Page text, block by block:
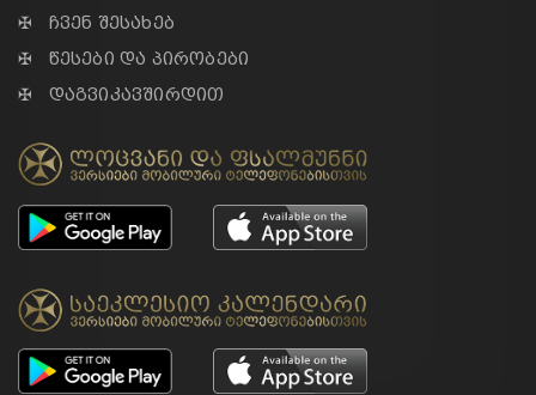
✠ ჩვენ შესახებ
✠ წესები და პირობები
✠ დაგვიკავშირდით